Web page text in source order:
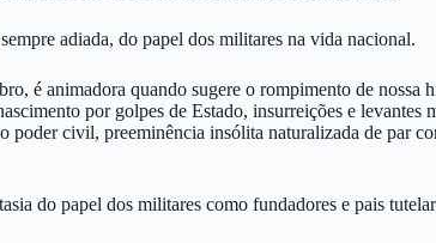
adiada, do papel dos militares na vida nacional.
é animadora quando sugere o rompimento de nossa
por golpes de Estado, insurreições e levantes
poder civil, preeminência insólita naturalizada de par
do papel dos militares como fundadores e pais